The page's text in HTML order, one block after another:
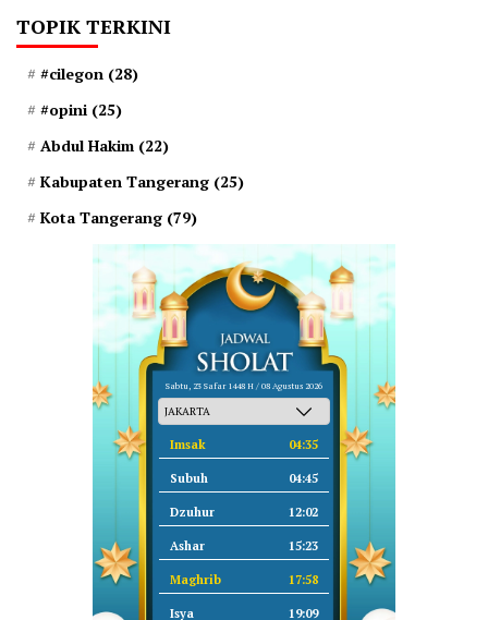
TOPIK TERKINI
#cilegon (28)
#opini (25)
Abdul Hakim (22)
Kabupaten Tangerang (25)
Kota Tangerang (79)
Sabtu, 23 Safar 1448 H / 08 Agustus 2026
Imsak 04:35
Subuh 04:45
Dzuhur 12:02
Ashar 15:23
Maghrib 17:58
Isya 19:09